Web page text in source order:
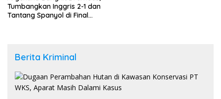
Tumbangkan Inggris 2-1 dan
Tantang Spanyol di Final
Berita Kriminal